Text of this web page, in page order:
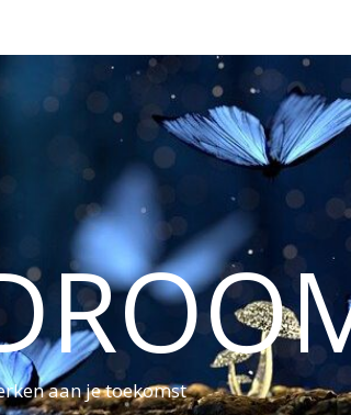
aan je toekomst